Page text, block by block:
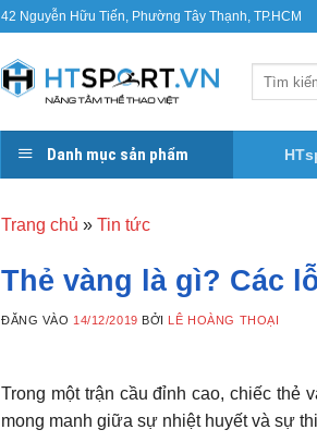
42 Nguyễn Hữu Tiến, Phường Tây Thạnh, TP.HCM
Danh mục sản phẩm
Trang chủ » Tin tức
Thẻ vàng là gì? Các
ĐĂNG VÀO 14/12/2019 BỞI LÊ HOÀNG THOẠI
Trong một trận cầu đỉnh cao, chiếc thẻ
mong manh giữa sự nhiệt huyết và sự